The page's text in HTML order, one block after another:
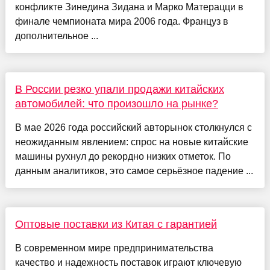
конфликте Зинедина Зидана и Марко Матерацци в
финале чемпионата мира 2006 года. Француз в
дополнительное ...
В России резко упали продажи китайских
автомобилей: что произошло на рынке?
В мае 2026 года российский авторынок столкнулся с
неожиданным явлением: спрос на новые китайские
машины рухнул до рекордно низких отметок. По
данным аналитиков, это самое серьёзное падение ...
Оптовые поставки из Китая с гарантией
В современном мире предпринимательства
качество и надежность поставок играют ключевую